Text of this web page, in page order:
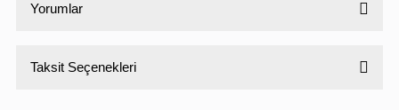
Yorumlar
Taksit Seçenekleri